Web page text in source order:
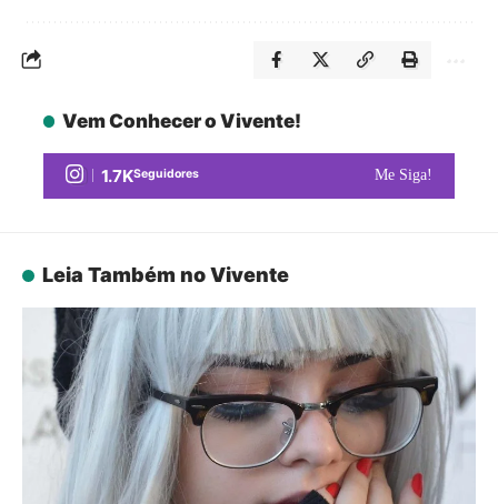
Vem Conhecer o Vivente!
1.7KSeguidores Me Siga!
Leia Também no Vivente